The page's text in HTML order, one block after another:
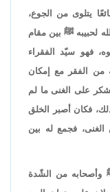
يتلوى من الجوع،
لحبيبه ﷺ بين مقام
فهو سيّد الفقراء
من الفقر مع إمكان
على الغنى ما لم
فكان أصبر الخلق
فجمع له بين
وأصحابه من الشّدة